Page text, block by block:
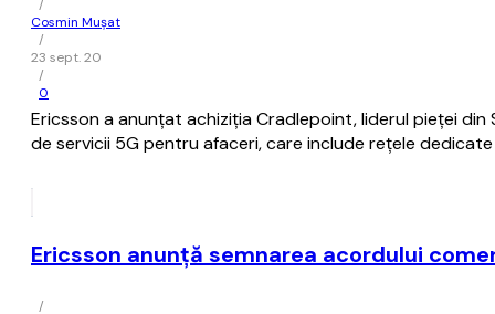
/
Cosmin Mușat
/
23 sept. 20
/
0
Ericsson a anunţat achiziţia Cradlepoint, liderul pieței
de servicii 5G pentru afaceri, care include rețele
Ericsson anunţă semnarea acordului
/